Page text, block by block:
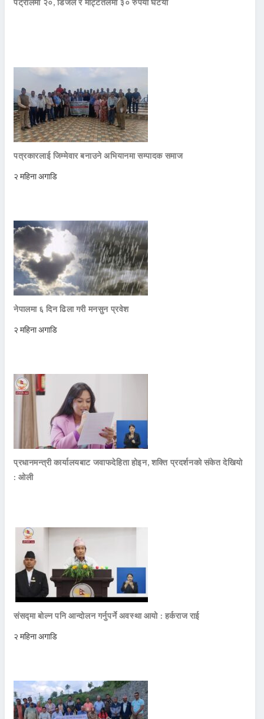
पत्रकारलाई जिम्मेवार बनाउने अभियानमा सम्पादक समाज
२ महिना अगाडि
नेपालमा ६ दिन ढिला गरी मनसुन प्रवेश
२ महिना अगाडि
प्रधानमन्त्री कार्यालयबाट जवाफदेहिता होइन, शक्ति प्रदर्शनको संकेत देखियो
: ओली
संसद्मा बोल्न पनि आन्दोलन गर्नुपर्ने अवस्था आयो : हर्कराज राई
२ महिना अगाडि